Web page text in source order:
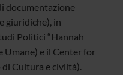
documentazione
giuridiche), in
Politici “Hannah
Umane) e il Center for
Cultura e civiltà).